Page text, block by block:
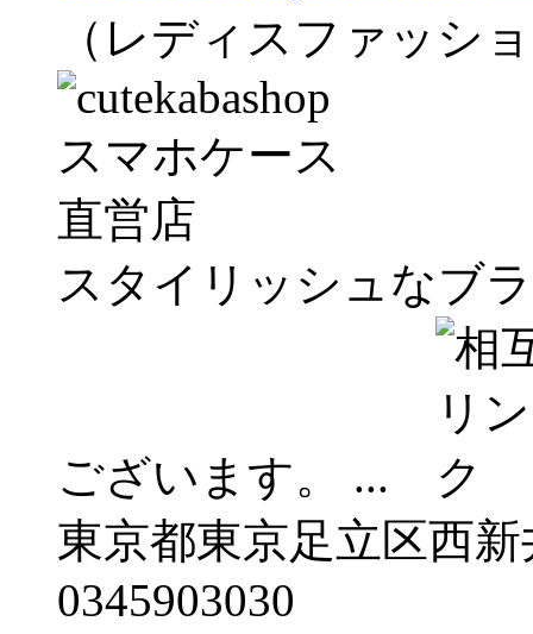
（レディスファッシ
スタイリッシュなブ
ございます。 ...
東京都東京足立区西
0345903030